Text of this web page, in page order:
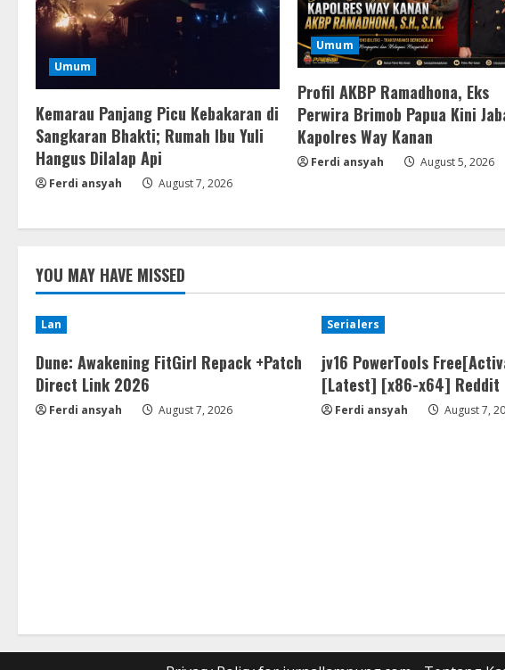
Umum
Kemarau Panjang Picu Kebakaran di
Sangkaran Bhakti; Rumah Ibu Yuli
Hangus Dilalap Api
Ferdi ansyah August 7, 2026
Umum
Profil AKBP Ramadhona, Eks
Perwira Brimob Papua Kini
Kapolres Way Kanan
Ferdi ansyah August 5, 2026
YOU MAY HAVE MISSED
Lan
Dune: Awakening FitGirl Repack +Patch
Direct Link 2026
Ferdi ansyah August 7, 2026
Serialers
jv16 PowerTools
[Latest] [x86-x64] Reddit
Ferdi ansyah August 7,